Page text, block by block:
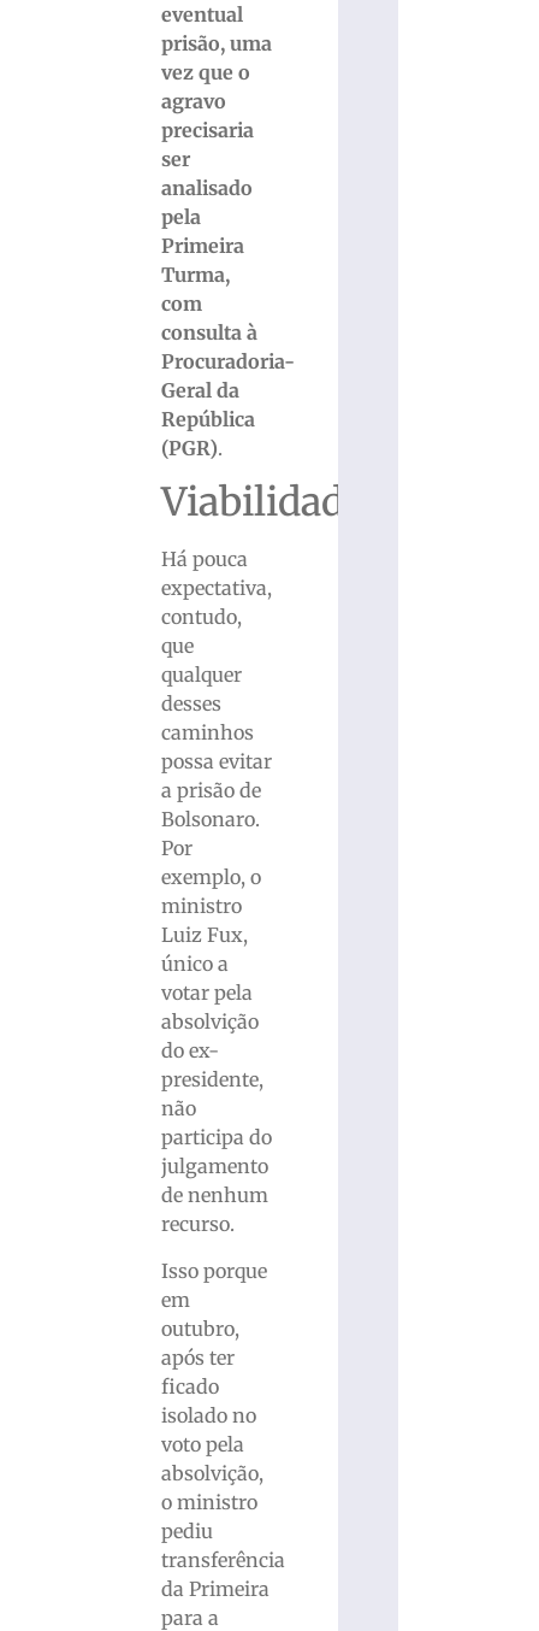
eventual
prisão, uma
vez que o
agravo
precisaria
ser
analisado
pela
Primeira
Turma,
com
consulta à
Procuradoria-
Geral da
República
(PGR).
Viabilidade
Há pouca
expectativa,
contudo,
que
qualquer
desses
caminhos
possa evitar
a prisão de
Bolsonaro.
Por
exemplo, o
ministro
Luiz Fux,
único a
votar pela
absolvição
do ex-
presidente,
não
participa do
julgamento
de nenhum
recurso.
Isso porque
em
outubro,
após ter
ficado
isolado no
voto pela
absolvição,
o ministro
pediu
transferência
da Primeira
para a